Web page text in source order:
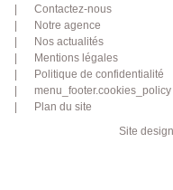
Contactez-nous
Notre agence
Nos actualités
Mentions légales
Politique de confidentialité
menu_footer.cookies_policy
Plan du site
Site